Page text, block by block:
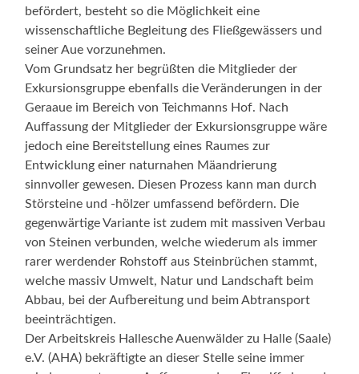
befördert, besteht so die Möglichkeit eine
wissenschaftliche Begleitung des Fließgewässers und
seiner Aue vorzunehmen.
Vom Grundsatz her begrüßten die Mitglieder der
Exkursionsgruppe ebenfalls die Veränderungen in der
Geraaue im Bereich von Teichmanns Hof. Nach
Auffassung der Mitglieder der Exkursionsgruppe wäre
jedoch eine Bereitstellung eines Raumes zur
Entwicklung einer naturnahen Mäandrierung
sinnvoller gewesen. Diesen Prozess kann man durch
Störsteine und -hölzer umfassend befördern. Die
gegenwärtige Variante ist zudem mit massiven Verbau
von Steinen verbunden, welche wiederum als immer
rarer werdender Rohstoff aus Steinbrüchen stammt,
welche massiv Umwelt, Natur und Landschaft beim
Abbau, bei der Aufbereitung und beim Abtransport
beeinträchtigen.
Der Arbeitskreis Hallesche Auenwälder zu Halle (Saale)
e.V. (AHA) bekräftigte an dieser Stelle seine immer